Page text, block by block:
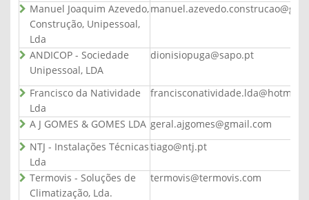
Manuel Joaquim Azevedo,
Construção, Unipessoal,
Lda
ANDICOP - Sociedade
Unipessoal, LDA
dionisiopuga@sapo.pt
Francisco da Natividade
Lda
A J GOMES & GOMES LDA geral.ajgomes@gmail.com
NTJ - Instalações Técnicas
Lda
tiago@ntj.pt
Termovis - Soluções de
Climatização, Lda.
termovis@termovis.com